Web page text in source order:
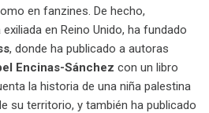
en fanzines. De hecho,
exiliada en Reino Unido, ha fundado
, donde ha publicado a autoras
Encinas-Sánchez con un libro
la historia de una niña palestina
su territorio, y también ha publicado